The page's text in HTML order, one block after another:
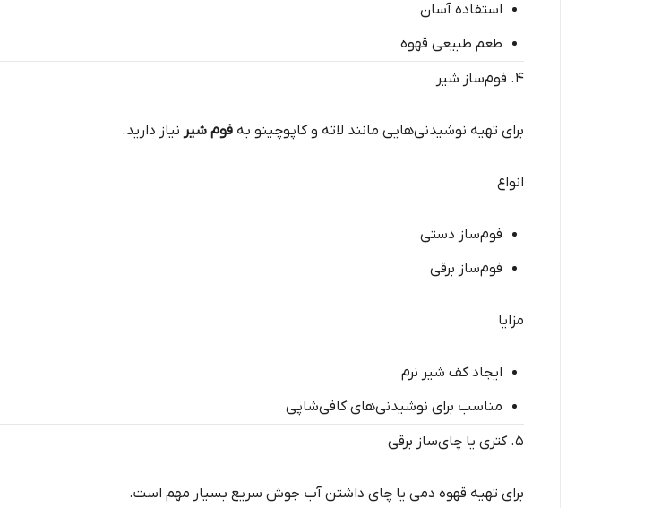
استفاده آسان
طعم طبیعی قهوه
۴. فوم‌ساز شیر
برای تهیه نوشیدنی‌هایی مانند لاته و کاپوچینو به فوم شیر نیاز دارید.
انواع
فوم‌ساز دستی
فوم‌ساز برقی
مزایا
ایجاد کف شیر نرم
مناسب برای نوشیدنی‌های کافی‌شاپی
۵. کتری یا چای‌ساز برقی
برای تهیه قهوه دمی یا چای داشتن آب جوش سریع بسیار مهم است.